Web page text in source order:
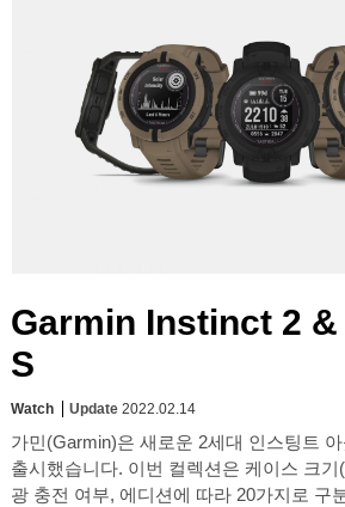
Garmin Instinct 2
S
Watch Update 2022.02.14
가민(Garmin)은 새로운 2세대 인스팅트
출시했습니다. 이번 컬렉션은 케이스 크
광 충전 여부, 에디션에 따라 20가지로 구